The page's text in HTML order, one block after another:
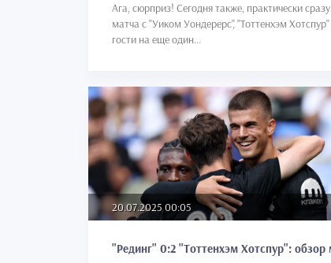
Ага, сюрприз! Сегодня также, практически
матча с "Уиком Уондерерс", "Тоттенхэм
гости на еще один...
20.07.2025 00:05
"Рединг" 0:2 "Тоттенхэм Хотспур": обзор